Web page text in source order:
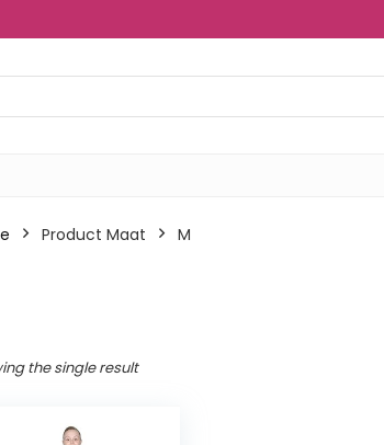
Product Maat M
the single result